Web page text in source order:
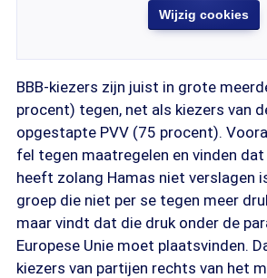
Wijzig cookies
BBB-kiezers zijn juist in grote
procent) tegen, net als kiezers van
opgestapte PVV (75 procent).
fel tegen maatregelen en vinden
heeft zolang Hamas niet verslagen
groep die niet per se tegen meer
maar vindt dat die druk onder de
Europese Unie moet plaatsvinden.
kiezers van partijen rechts van het